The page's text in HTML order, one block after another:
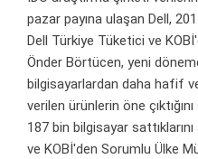
pazar payına ulaşan Dell,
Dell Türkiye Tüketici ve
Önder Börtücen, yeni
bilgisayarlardan daha hafif
verilen ürünlerin öne
187 bin bilgisayar
ve KOBİ'den Sorumlu Ülke